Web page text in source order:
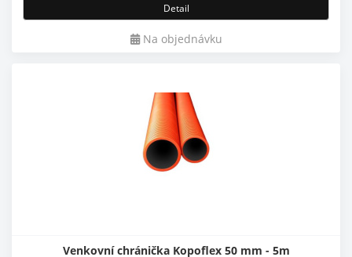
Detail
Na objednávku
Venkovní chránička Kopoflex 50 mm - 5m